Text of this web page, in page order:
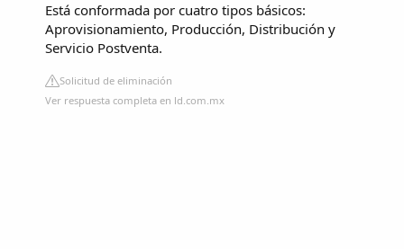
Está conformada por cuatro tipos básicos:
Aprovisionamiento, Producción, Distribución y
Servicio Postventa.
Solicitud de eliminación
Ver respuesta completa en ld.com.mx